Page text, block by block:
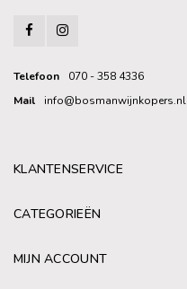
Telefoon
070 - 358 4336
Mail
info@bosmanwijnkopers.nl
KLANTENSERVICE
CATEGORIEËN
MIJN ACCOUNT